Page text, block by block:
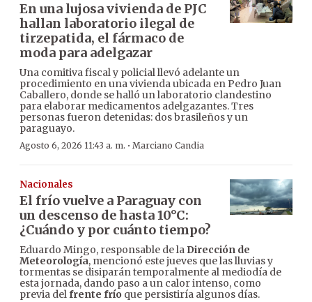
En una lujosa vivienda de PJC
hallan laboratorio ilegal de
tirzepatida, el fármaco de
moda para adelgazar
Una comitiva fiscal y policial llevó adelante un
procedimiento en una vivienda ubicada en Pedro Juan
Caballero, donde se halló un laboratorio clandestino
para elaborar medicamentos adelgazantes. Tres
personas fueron detenidas: dos brasileños y un
paraguayo.
Agosto 6, 2026 11:43 a. m. · Marciano Candia
Nacionales
El frío vuelve a Paraguay con
un descenso de hasta 10°C:
¿Cuándo y por cuánto tiempo?
Eduardo Mingo, responsable de la Dirección de
Meteorología, mencionó este jueves que las lluvias y
tormentas se disiparán temporalmente al mediodía de
esta jornada, dando paso a un calor intenso, como
previa delfrente frío que persistiría algunos días.